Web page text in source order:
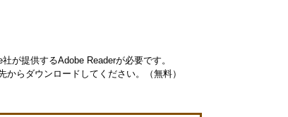
が提供するAdobe Readerが必要です。
らダウンロードしてください。（無料）